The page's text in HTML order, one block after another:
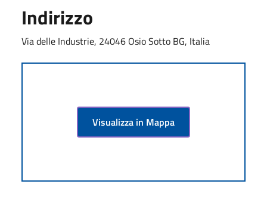
Indirizzo
Via delle Industrie, 24046 Osio Sotto BG, Italia
Visualizza in Mappa